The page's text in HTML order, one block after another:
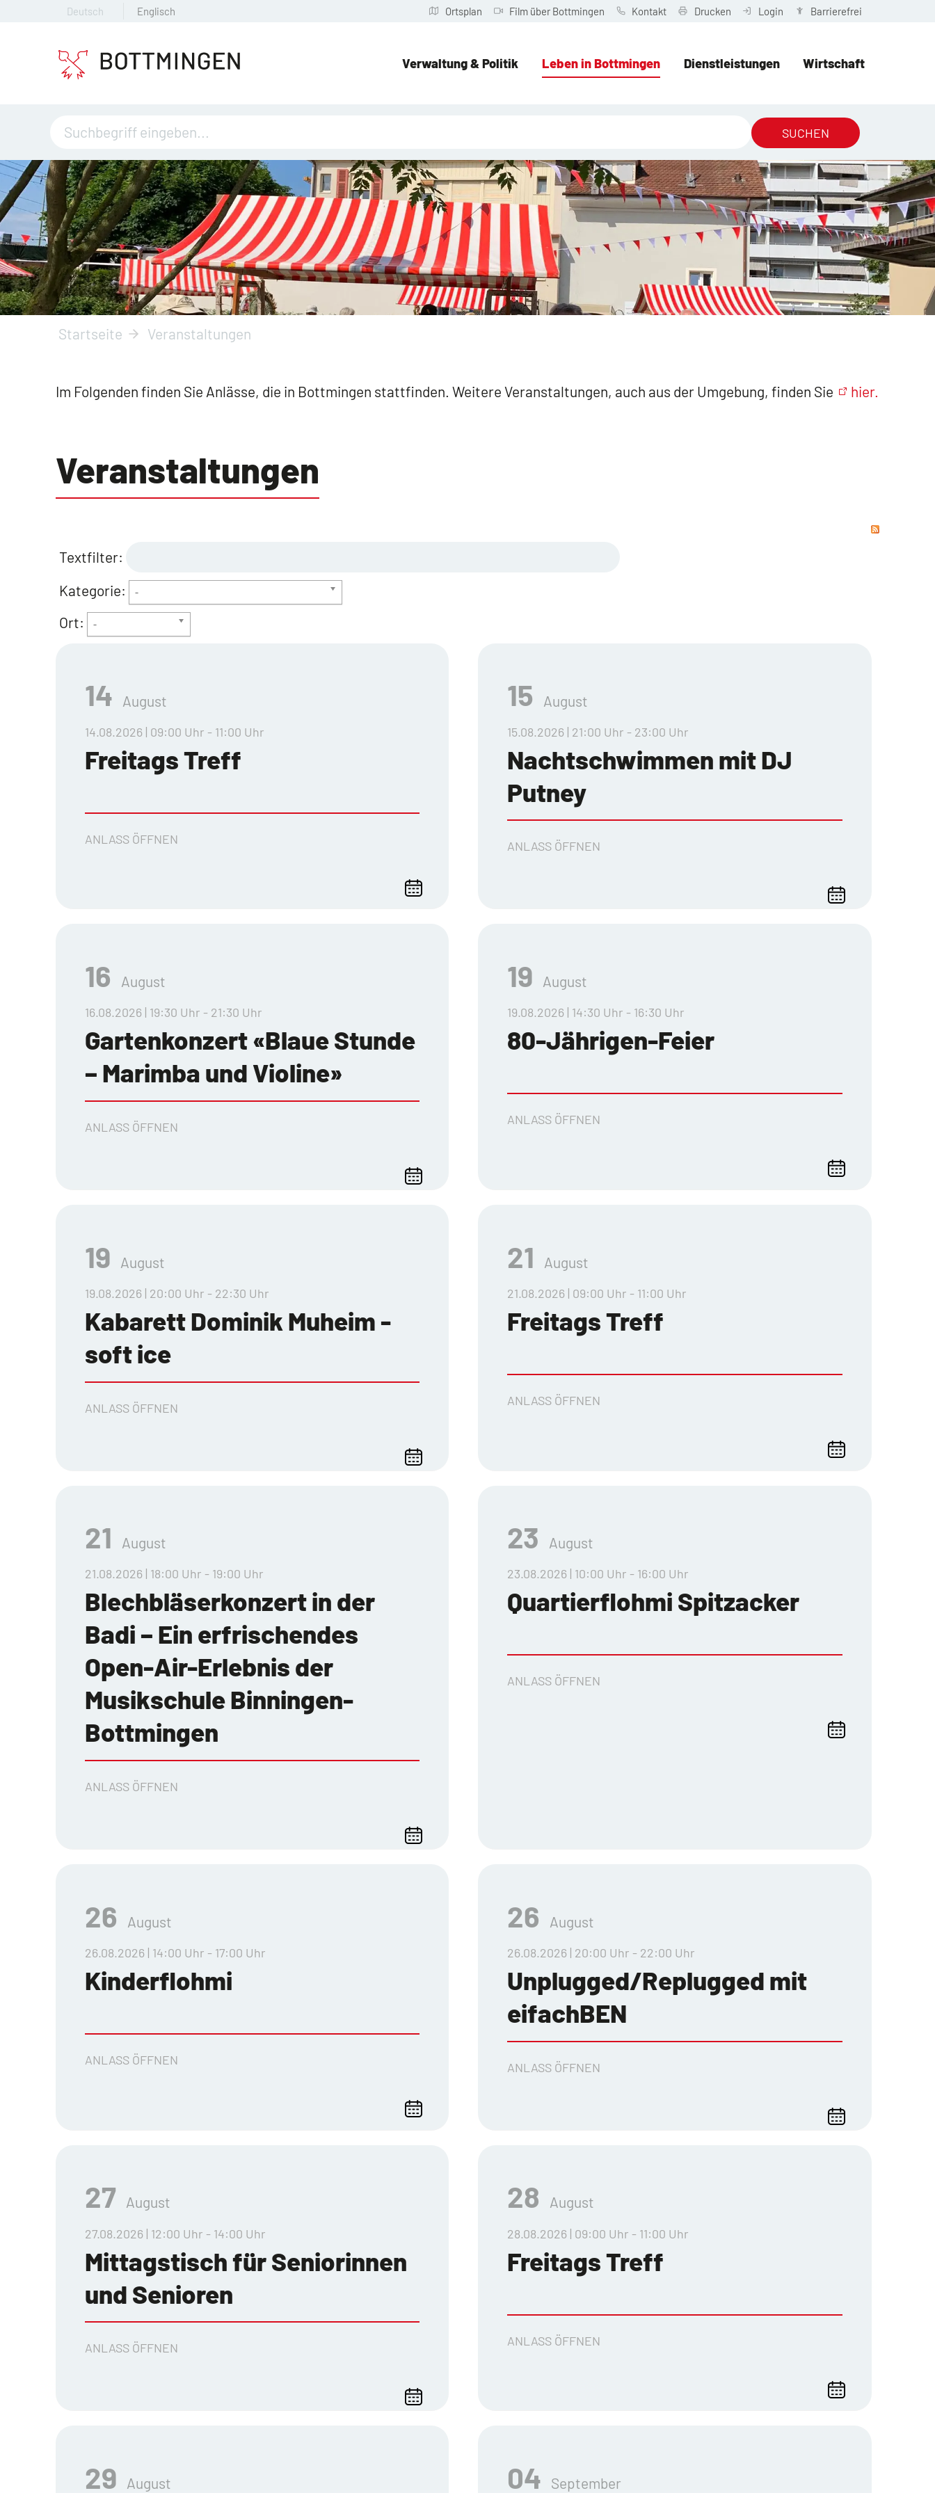
Deutsch Englisch Ortsplan Film über Bottmingen Kontakt Drucken Login Barrierefrei
Verwaltung & Politik Leben in Bottmingen Dienstleistungen Wirtschaft
SUCHEN
Startseite Veranstaltungen
Im Folgenden finden Sie Anlässe, die in Bottmingen stattfinden. Weitere Veranstaltungen, auch aus der Umgebung, finden Sie hier.
Veran­staltungen
Textfilter:
Kategorie:
-
Ort: -
14 August
14.08.2026 | 09:00 Uhr - 11:00 Uhr
Freitags Treff
ANLASS ÖFFNEN
15 August
15.08.2026 | 21:00 Uhr - 23:00 Uhr
Nachtschwimmen mit DJ
Putney
ANLASS ÖFFNEN
16 August
16.08.2026 | 19:30 Uhr - 21:30 Uhr
Gartenkonzert «Blaue Stunde
– Marimba und Violine»
ANLASS ÖFFNEN
19 August
19.08.2026 | 14:30 Uhr - 16:30 Uhr
80-Jährigen-Feier
ANLASS ÖFFNEN
19 August
19.08.2026 | 20:00 Uhr - 22:30 Uhr
Kabarett Dominik Muheim -
soft ice
ANLASS ÖFFNEN
21 August
21.08.2026 | 09:00 Uhr - 11:00 Uhr
Freitags Treff
ANLASS ÖFFNEN
21 August
21.08.2026 | 18:00 Uhr - 19:00 Uhr
Blechbläserkonzert in der
Badi – Ein erfrischendes
Open-Air-Erlebnis der
Musikschule Binningen-
Bottmingen
ANLASS ÖFFNEN
23 August
23.08.2026 | 10:00 Uhr - 16:00 Uhr
Quartierflohmi Spitzacker
ANLASS ÖFFNEN
26 August
26.08.2026 | 14:00 Uhr - 17:00 Uhr
Kinderflohmi
ANLASS ÖFFNEN
26 August
26.08.2026 | 20:00 Uhr - 22:00 Uhr
Unplugged/Replugged mit
eifachBEN
ANLASS ÖFFNEN
27 August
27.08.2026 | 12:00 Uhr - 14:00 Uhr
Mittagstisch für Seniorinnen
und Senioren
ANLASS ÖFFNEN
28 August
28.08.2026 | 09:00 Uhr - 11:00 Uhr
Freitags Treff
ANLASS ÖFFNEN
29 August 04 September